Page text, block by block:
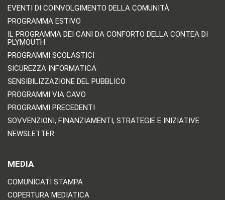
EVENTI DI COINVOLGIMENTO DELLA COMUNITÀ
PROGRAMMA ESTIVO
IL PROGRAMMA DEI CANI DA CONFORTO DELLA CONTEA DI
PLYMOUTH
PROGRAMMI SCOLASTICI
SICUREZZA INFORMATICA
SENSIBILIZZAZIONE DEL PUBBLICO
PROGRAMMI VIA CAVO
PROGRAMMI PRECEDENTI
SOVVENZIONI, FINANZIAMENTI, STRATEGIE E INIZIATIVE
NEWSLETTER
MEDIA
COMUNICATI STAMPA
COPERTURA MEDIATICA